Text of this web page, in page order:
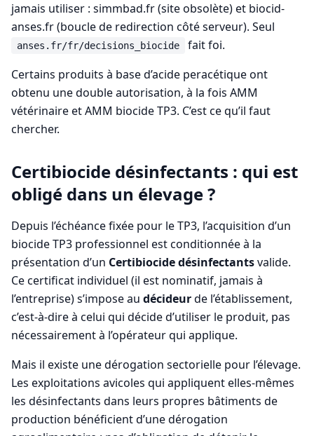
jamais utiliser : simmbad.fr (site obsolète) et biocid-
anses.fr (boucle de redirection côté serveur). Seul
anses.fr/fr/decisions_biocide
fait foi.
Certains produits à base d’acide peracétique ont
obtenu une double autorisation, à la fois AMM
vétérinaire et AMM biocide TP3. C’est ce qu’il faut
chercher.
Certibiocide désinfectants : qui est
obligé dans un élevage ?
Depuis l’échéance fixée pour le TP3, l’acquisition d’un
biocide TP3 professionnel est conditionnée à la
présentation d’un Certibiocide désinfectantsvalide.
Ce certificat individuel (il est nominatif, jamais à
l’entreprise) s’impose au décideurde l’établissement,
c’est-à-dire à celui qui décide d’utiliser le produit, pas
nécessairement à l’opérateur qui applique.
Mais il existe une dérogation sectorielle pour l’élevage.
Les exploitations avicoles qui appliquent elles-mêmes
les désinfectants dans leurs propres bâtiments de
production bénéficient d’une dérogation